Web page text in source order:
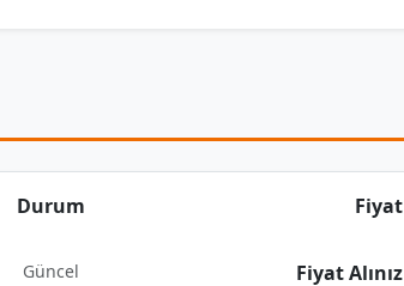
Durum Fiyat
Güncel Fiyat Alınız